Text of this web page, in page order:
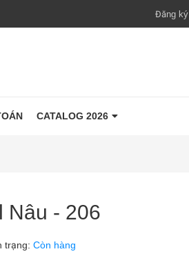
Đăng ký
CATALOG 2026
Nâu - 206
trạng: Còn hàng